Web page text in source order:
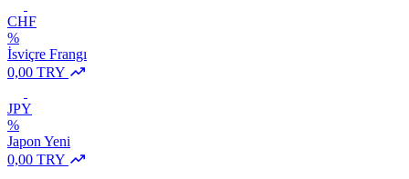
CHF
%
İsviçre Frangı
0,00 TRY
JPY
%
Japon Yeni
0,00 TRY